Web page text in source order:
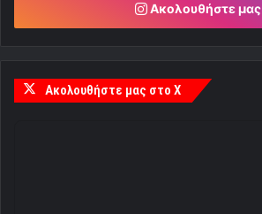
Ακολουθήστε μας
Ακολουθήστε μας στο X